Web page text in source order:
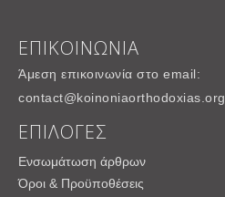
ΕΠΙΚΟΙΝΩΝΙΑ
Άμεση επικοινωνία στο email:
contact@koinoniaorthodoxias.org
ΕΠΙΛΟΓΕΣ
Ενσωμάτωση άρθρων
Όροι & Προϋποθέσεις